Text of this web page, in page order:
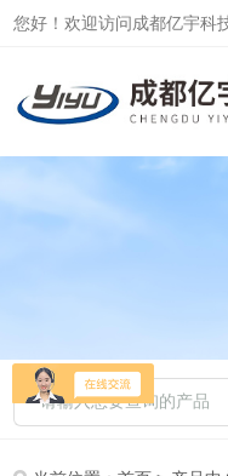
您好！欢迎访问成都亿宇科